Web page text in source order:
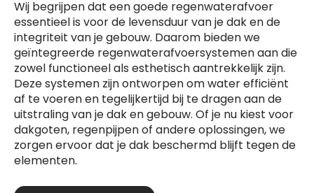
Wij begrijpen dat een goede regenwaterafvoer
essentieel is voor de levensduur van je dak en de
integriteit van je gebouw. Daarom bieden we
geïntegreerde regenwaterafvoersystemen aan die
zowel functioneel als esthetisch aantrekkelijk zijn.
Deze systemen zijn ontworpen om water efficiënt
af te voeren en tegelijkertijd bij te dragen aan de
uitstraling van je dak en gebouw. Of je nu kiest voor
dakgoten, regenpijpen of andere oplossingen, we
zorgen ervoor dat je dak beschermd blijft tegen de
elementen.